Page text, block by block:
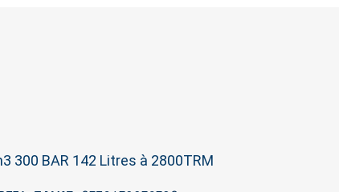
300 BAR 142 Litres à 2800TRM